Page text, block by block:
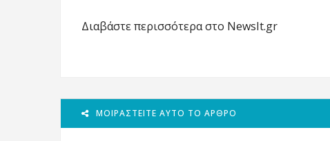
Διαβάστε περισσότερα στο NewsIt.gr
ΜΟΙΡΑΣΤΕΊΤΕ ΑΥΤΌ ΤΟ ΆΡΘΡΟ